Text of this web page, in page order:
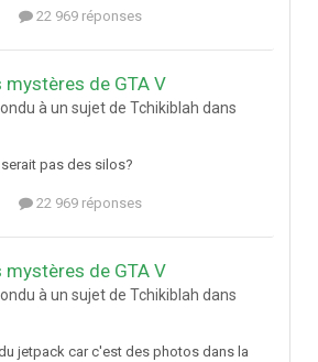
22 969 réponses
mystères de GTA V
à un sujet de Tchikiblah dans
pas des silos?
22 969 réponses
mystères de GTA V
à un sujet de Tchikiblah dans
jetpack car c'est des photos dans la